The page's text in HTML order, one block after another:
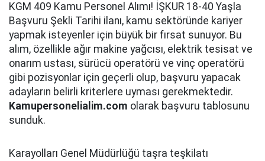
KGM 409 Kamu Personel Alımı! İŞKUR 18-40 Yaşla
Başvuru Şekli Tarihi ilanı, kamu sektöründe kariyer
yapmak isteyenler için büyük bir fırsat sunuyor. Bu
alım, özellikle ağır makine yağcısı, elektrik tesisat ve
onarım ustası, sürücü operatörü ve vinç operatörü
gibi pozisyonlar için geçerli olup, başvuru yapacak
adayların belirli kriterlere uyması gerekmektedir.
Kamupersonelialim.com olarak başvuru tablosunu
sunduk.
Karayolları Genel Müdürlüğü taşra teşkilatı